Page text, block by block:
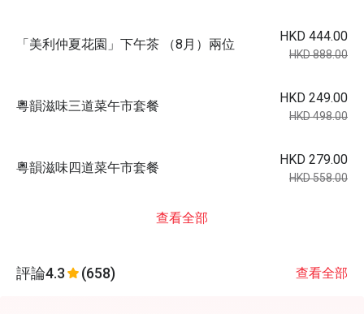
「美利仲夏花園」下午茶 （8月）兩位
HKD 444.00
HKD 888.00
粵韻滋味三道菜午市套餐
HKD 249.00
HKD 498.00
粵韻滋味四道菜午市套餐
HKD 279.00
HKD 558.00
查看全部
評論4.3 (658) 查看全部